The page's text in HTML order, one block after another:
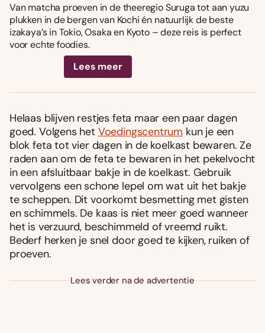
Van matcha proeven in de theeregio Suruga tot aan yuzu
plukken in de bergen van Kochi én natuurlijk de beste
izakaya’s in Tokio, Osaka en Kyoto – deze reis is perfect
voor echte foodies.
Lees meer
Helaas blijven restjes feta maar een paar dagen
goed. Volgens het Voedingscentrum kun je een
blok feta tot vier dagen in de koelkast bewaren. Ze
raden aan om de feta te bewaren in het pekelvocht
in een afsluitbaar bakje in de koelkast. Gebruik
vervolgens een schone lepel om wat uit het bakje
te scheppen. Dit voorkomt besmetting met gisten
en schimmels. De kaas is niet meer goed wanneer
het is verzuurd, beschimmeld of vreemd ruikt.
Bederf herken je snel door goed te kijken, ruiken of
proeven.
Lees verder na de advertentie